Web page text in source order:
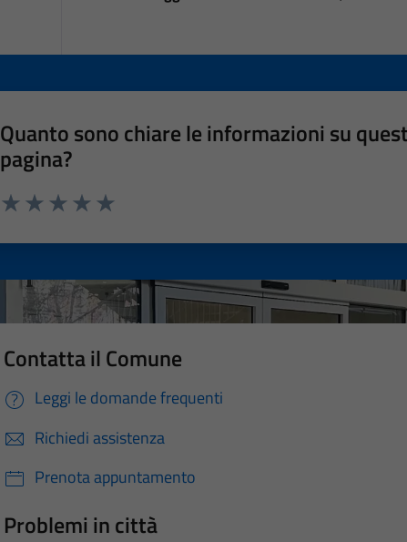
Quanto sono chiare le informazioni su
pagina?
Contatta il Comune
Leggi le domande frequenti
Richiedi assistenza
Prenota appuntamento
Problemi in città